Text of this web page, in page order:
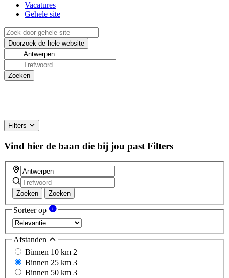
Vacatures
Gehele site
Filters
Vind hier de baan die bij jou past Filters
Zoeken Zoeken
Sorteer op
Afstanden
Binnen 10 km 2
Binnen 25 km 3
Binnen 50 km 3